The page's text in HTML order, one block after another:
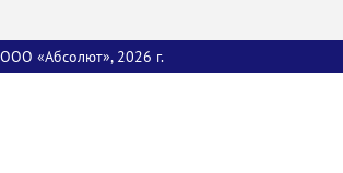
ООО «Абсолют», 2026 г.